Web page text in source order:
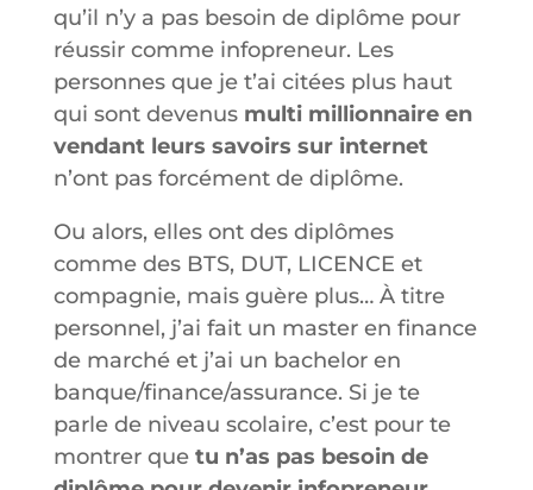
qu’il n’y a pas besoin de diplôme pour
réussir comme infopreneur. Les
personnes que je t’ai citées plus haut
qui sont devenusmulti millionnaire en
vendant leurs savoirs sur internet
n’ont pas forcément de diplôme.
Ou alors, elles ont des diplômes
comme des BTS, DUT, LICENCE et
compagnie, mais guère plus… À titre
personnel, j’ai fait un master en finance
de marché et j’ai un bachelor en
banque/finance/assurance. Si je te
parle de niveau scolaire, c’est pour te
montrer que tu n’as pas besoin de